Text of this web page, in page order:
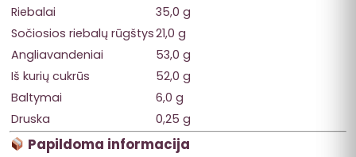
Riebalai
35,0 g
Sočiosios riebalų rūgštys21,0 g
Angliavandeniai
53,0 g
Iš kurių cukrūs
52,0 g
Baltymai
6,0 g
Druska
0,25 g
Papildoma informacija